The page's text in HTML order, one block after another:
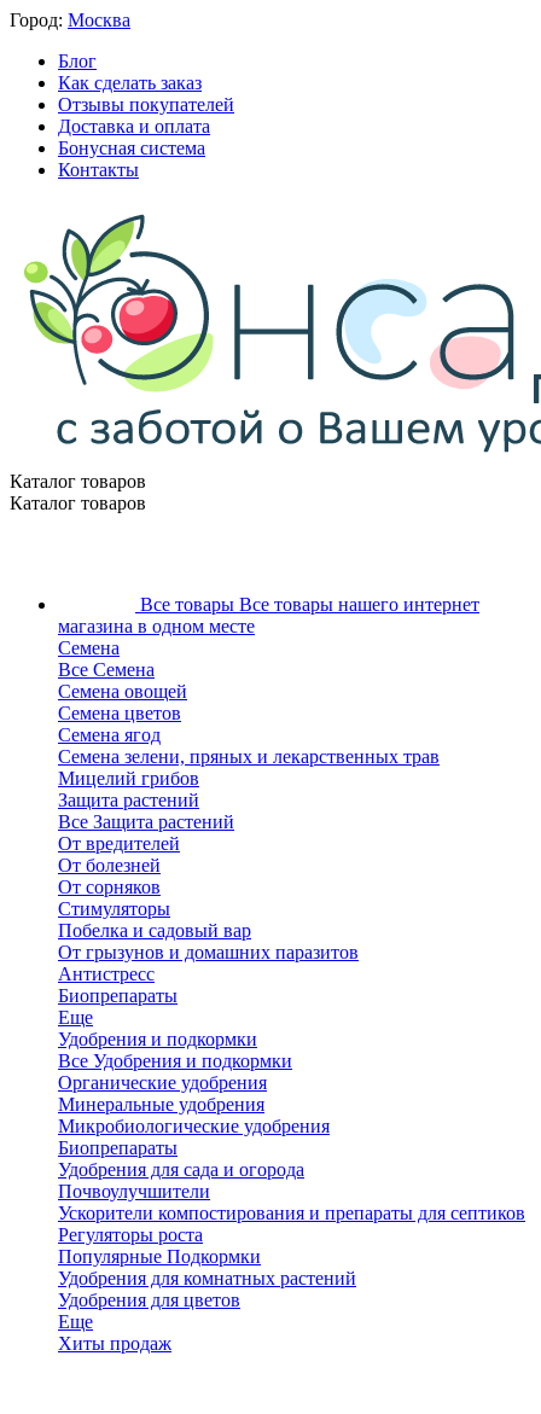
Город: Москва
Блог
Как сделать заказ
Отзывы покупателей
Доставка и оплата
Бонусная система
Контакты
Каталог товаров
Каталог товаров
Все товары Все товары нашего интернет
магазина в одном месте
Семена
Все Семена
Семена овощей
Семена цветов
Семена ягод
Семена зелени, пряных и лекарственных трав
Мицелий грибов
Защита растений
Все Защита растений
От вредителей
От болезней
От сорняков
Стимуляторы
Побелка и садовый вар
От грызунов и домашних паразитов
Антистресс
Биопрепараты
Еще
Удобрения и подкормки
Все Удобрения и подкормки
Органические удобрения
Минеральные удобрения
Микробиологические удобрения
Биопрепараты
Удобрения для сада и огорода
Почвоулучшители
Ускорители компостирования и препараты для септиков
Регуляторы роста
Популярные Подкормки
Удобрения для комнатных растений
Удобрения для цветов
Еще
Хиты продаж